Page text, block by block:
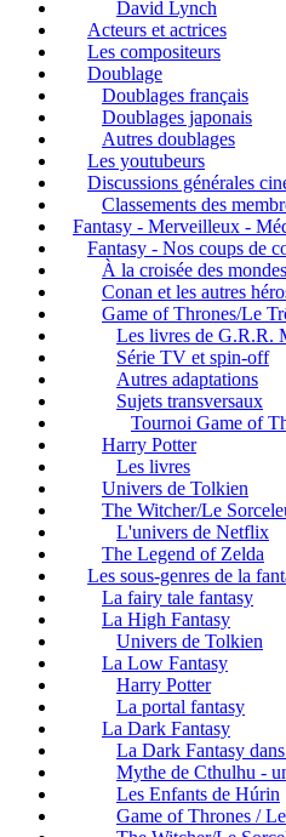
David Lynch
Acteurs et actrices
Les compositeurs
Doublage
Doublages français
Doublages japonais
Autres doublages
Les youtubeurs
Discussions générales
Classements des
Fantasy - Merveilleux -
Fantasy - Nos coups de
À la croisée des mondes
Conan et les autres
Game of Thrones/Le
Les livres de G.R.R.
Série TV et spin-off
Autres adaptations
Sujets transversaux
Tournoi Game of
Harry Potter
Les livres
Univers de Tolkien
The Witcher/Le
L'univers de Netflix
The Legend of Zelda
Les sous-genres de la
La fairy tale fantasy
La High Fantasy
Univers de Tolkien
La Low Fantasy
Harry Potter
La portal fantasy
La Dark Fantasy
La Dark Fantasy
Mythe de Cthulhu -
Les Enfants de Húrin
Game of Thrones /